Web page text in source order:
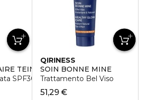
TEINTÈ
SPF30
QIRINESS
SOIN BONNE MINE
Trattamento Bel Viso
51,29 €